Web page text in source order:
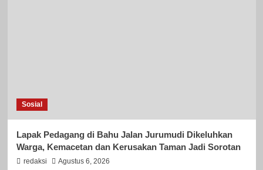
Sosial
Lapak Pedagang di Bahu Jalan Jurumudi Dikeluhkan
Warga, Kemacetan dan Kerusakan Taman Jadi Sorotan
redaksi Agustus 6, 2026